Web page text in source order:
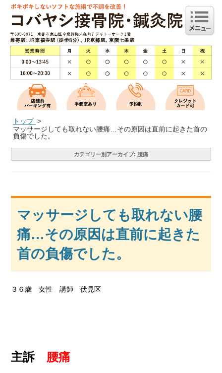
トップ
マッサージしても取れない腰痛…その原因は直前に起きた首の
負傷でした。
カテゴリー別アーカイブ: 腰痛
マッサージしても取れない腰
痛…その原因は直前に起きた
首の負傷でした。
３６歳 女性 講師 伏見区
主訴 腰痛